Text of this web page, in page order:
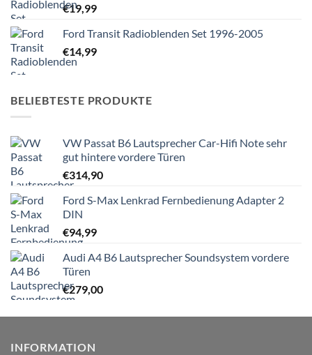
€19,99
Ford Transit Radioblenden Set 1996-2005
€14,99
BELIEBTESTE PRODUKTE
VW Passat B6 Lautsprecher Car-Hifi Note sehr
gut hintere vordere Türen
€314,90
Ford S-Max Lenkrad Fernbedienung Adapter 2
DIN
€94,99
Audi A4 B6 Lautsprecher Soundsystem vordere
Türen
€279,00
INFORMATION